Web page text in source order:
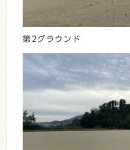
第2グラウンド